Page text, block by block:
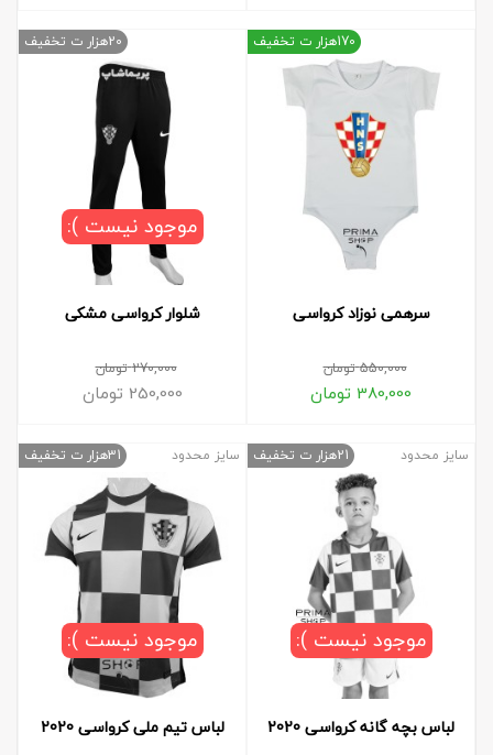
سرهمی نوزاد کرواسی
550,000تومان
380,000 تومان
170هزار ت تخفیف
شلوار کرواسی مشکی
270,000تومان
250,000 تومان
20هزار ت تخفیف
موجود نیست ):
لباس بچه گانه کرواسی 2020
سایز محدود 21هزار ت تخفیف
موجود نیست ):
لباس تیم ملی کرواسی 2020
سایز محدود 31هزار ت تخفیف
موجود نیست ):